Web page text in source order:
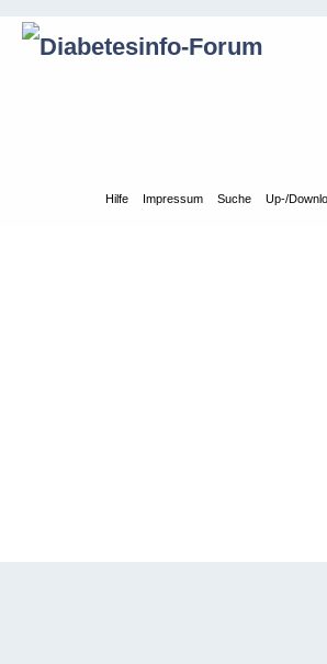
Hilfe Impressum Suche Up-/